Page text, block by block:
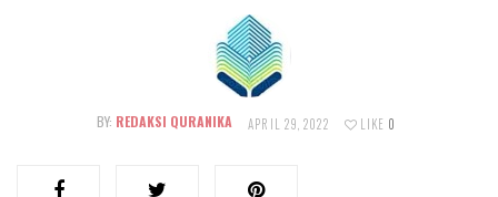
BY: REDAKSI QURANIKA APRIL 29, 2022 LIKE 0